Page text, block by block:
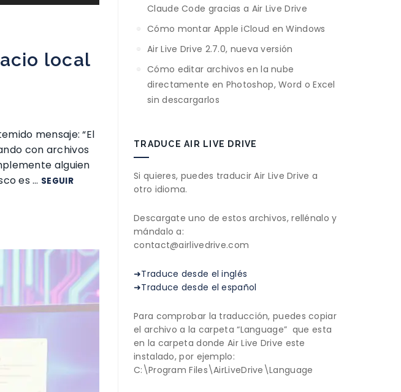
local
mensaje: “El
con archivos
alguien
es … SEGUIR
Claude Code gracias a Air Live Drive
Cómo montar Apple iCloud en Windows
Air Live Drive 2.7.0, nueva versión
Cómo editar archivos en la nube
directamente en Photoshop, Word o Excel
sin descargarlos
TRADUCE AIR LIVE DRIVE
Si quieres, puedes traducir Air Live Drive a
otro idioma.
Descargate uno de estos archivos, rellénalo y
mándalo a:
contact@airlivedrive.com
➜Traduce desde el inglés
➜Traduce desde el español
Para comprobar la traducción, puedes copiar
el archivo a la carpeta “Language” que esta
en la carpeta donde Air Live Drive este
instalado, por ejemplo:
C:\Program Files\AirLiveDrive\Language